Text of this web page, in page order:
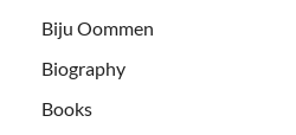
Biju Oommen
Biography
Books